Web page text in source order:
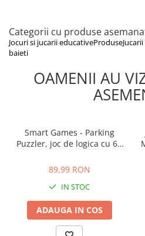
Categorii cu produse
Jocuri si jucarii educativeProduse
baieti
OAMENII AU
Smart Games - Parking
Puzzler, joc de logica cu 60
89,99 RON
IN STOC
ADAUGA IN COS